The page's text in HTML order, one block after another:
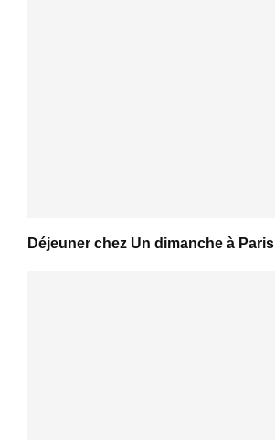
Déjeuner chez Un dimanche à Paris